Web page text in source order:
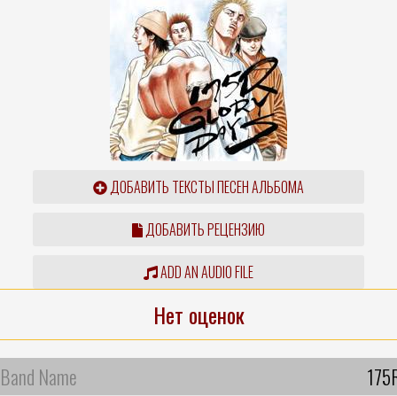
ДОБАВИТЬ ТЕКСТЫ ПЕСЕН АЛЬБОМА
ДОБАВИТЬ РЕЦЕНЗИЮ
ADD AN AUDIO FILE
Нет оценок
Band Name